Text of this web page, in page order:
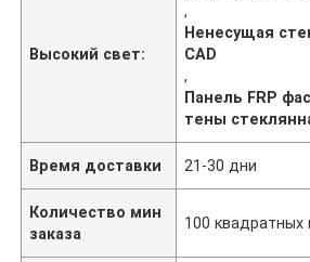
Высокий свет:
,
Ненесущая
CAD
,
Панель FRP
тены
Время доставки 21-30 дни
Количество мин
заказа
100 квадратных